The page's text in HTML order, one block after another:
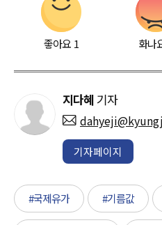
좋아요 1 화나
지다혜 기자
기자페이지
#국제유가 #기름값